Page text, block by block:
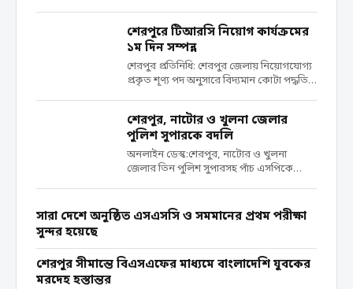
টন অকটেন আমদানি করা হবে। মঙ্গলবার (২১
এপ্রিল) ক্রয়সংক্রান্ত মন্ত্রিসভা কমিটির বৈঠকে
‘জরুরি চাহিদা পূরণের জন্য’...
শেরপুরে টিআরসি নিয়োগ কার্যক্রমের
১ম দিন সম্পন্ন
শেরপুর প্রতিনিধি: শেরপুর জেলায় নিয়োগযোগ্য
প্রকৃত শূণ্য পদ অনুসারে বিদ্যমান কোটা পদ্ধতি
রিক্রুট কনস্টেবল (টিআরসি) পদে নিয়োগের
লক্ষ্যে আজ সকাল ৮ টা থেকে শেরপুর জেলার
প্রার্থীদের পুলিশ লাইন্স মাঠে...
শেরপুর, নাটোর ও খুলনা জেলার
পুলিশ সুপারকে বদলি
অনলাইন ডেস্ক:শেরপুর, নাটোর ও খুলনা
জেলার তিন পুলিশ সুপারসহ পাঁচ এসপিকে
প্রজ্ঞাপনে তাদের বদলি করা হয়। প্রজ্ঞাপনে সই
সারা দেশে অনুষ্ঠিত এসএসসি ও সমমানের প্রথম পরীক্ষা
সুন্দর হয়েছে
শেরপুর সীমান্তে বিএসএফের মাধ্যমে বাংলাদেশি যুবকের
মরদেহ হস্তান্তর